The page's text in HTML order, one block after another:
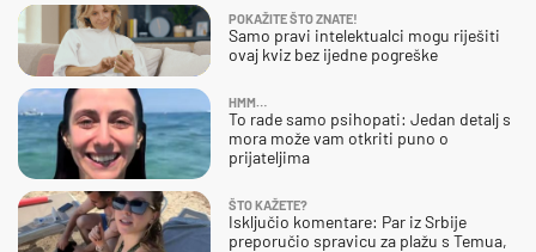
POKAŽITE ŠTO ZNATE!
Samo pravi intelektualci mogu riješiti
ovaj kviz bez ijedne pogreške
HMM…
To rade samo psihopati: Jedan detalj s
mora može vam otkriti puno o
prijateljima
ŠTO KAŽETE?
Isključio komentare: Par iz Srbije
preporučio spravicu za plažu s Temua,